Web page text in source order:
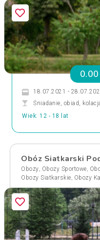
0.00
18.07.2021 -
Śniadanie, obiad,
Wiek: 12 - 18 lat
Obóz Siatkarski
Obozy, Obozy Sportowe,
Obozy Siatkarskie, Obozy